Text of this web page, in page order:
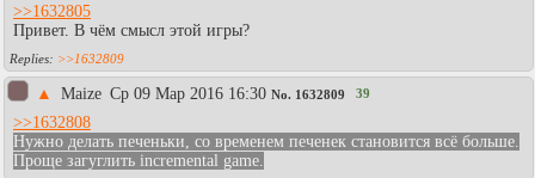
>>1632805
Привет. В чём смысл этой игры?
>>1632809
▲ Maize Ср 09 Мар 2016 16:30 No. 1632809 39
>>1632808
Нужно делать печеньки, со временем печенек становится всё больше.
Проще загуглить incremental game.